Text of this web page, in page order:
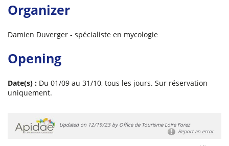
Organizer
Damien Duverger - spécialiste en mycologie
Opening
Date(s) : Du 01/09 au 31/10, tous les jours. Sur réservation
uniquement.
Updated on 12/19/23 by Office de Tourisme Loire Forez
Report an error